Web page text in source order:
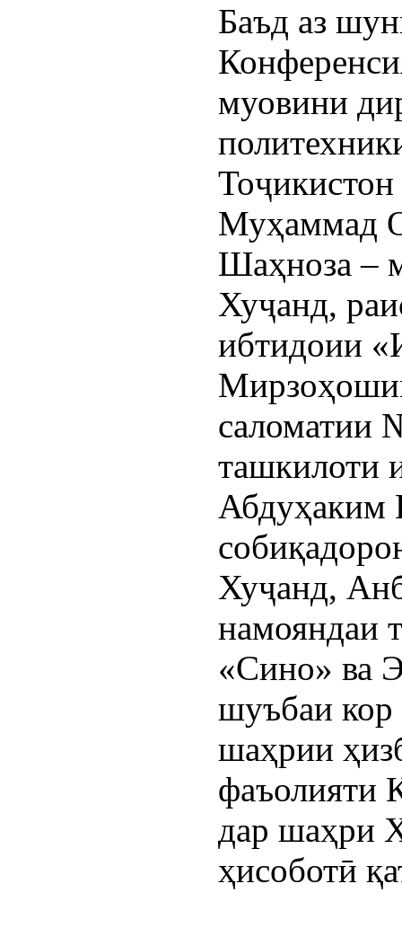
Баъд аз
муовини
Муҳаммад
Шаҳноза –
Хуҷанд,
ибтидоии
саломатии
ташкилоти
Хуҷанд,
намояндаи
«Сино» ва
шуъбаи кор
шаҳрии
фаъолияти
дар шаҳри
ҳисоботӣ